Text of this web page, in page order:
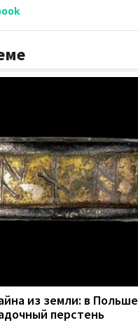
из земли: в Польше
перстень